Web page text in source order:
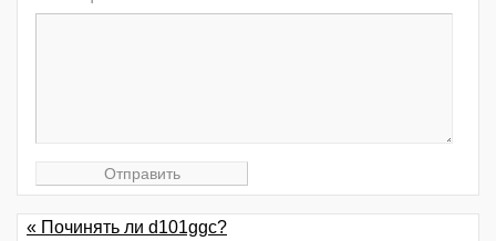
« Починять ли d101ggc?